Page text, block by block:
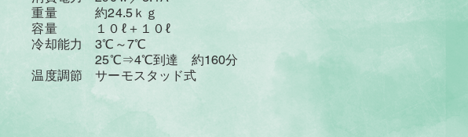
重量 約24.5ｋｇ
​ 容量 １０ℓ＋１０ℓ
冷却能力 3℃～7℃
​ 25℃⇒4℃到達 約160分
温度調節 サーモスタッド式